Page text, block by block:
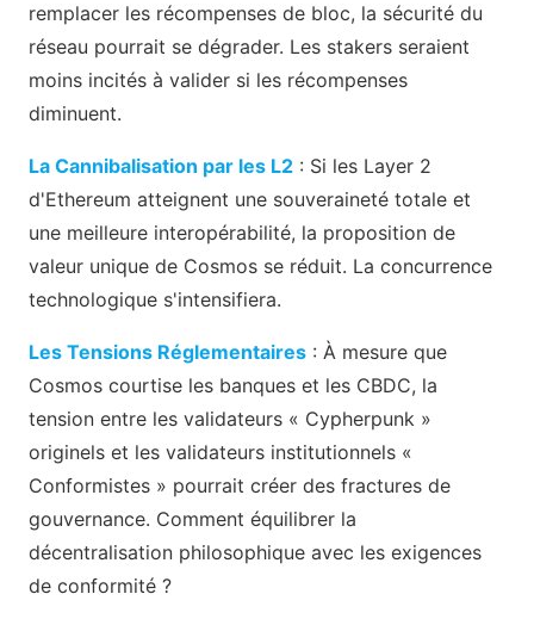
remplacer les récompenses de bloc, la sécurité du
réseau pourrait se dégrader. Les stakers seraient
moins incités à valider si les récompenses
diminuent.
La Cannibalisation par les L2 : Si les Layer 2
d'Ethereum atteignent une souveraineté totale et
une meilleure interopérabilité, la proposition de
valeur unique de Cosmos se réduit. La concurrence
technologique s'intensifiera.
Les Tensions Réglementaires : À mesure que
Cosmos courtise les banques et les CBDC, la
tension entre les validateurs « Cypherpunk »
originels et les validateurs institutionnels «
Conformistes » pourrait créer des fractures de
gouvernance. Comment équilibrer la
décentralisation philosophique avec les exigences
de conformité ?